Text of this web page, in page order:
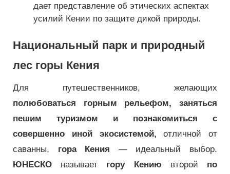
дает представление об этических аспектах
усилий Кении по защите дикой природы.
Национальный парк и природный
лес горы Кения
Для путешественников, желающих
полюбоваться горным рельефом, заняться
пешим туризмом и познакомиться с
совершенно иной экосистемой, отличной от
саванны, гора Кения — идеальный выбор.
ЮНЕСКО называет гору Кению второй по